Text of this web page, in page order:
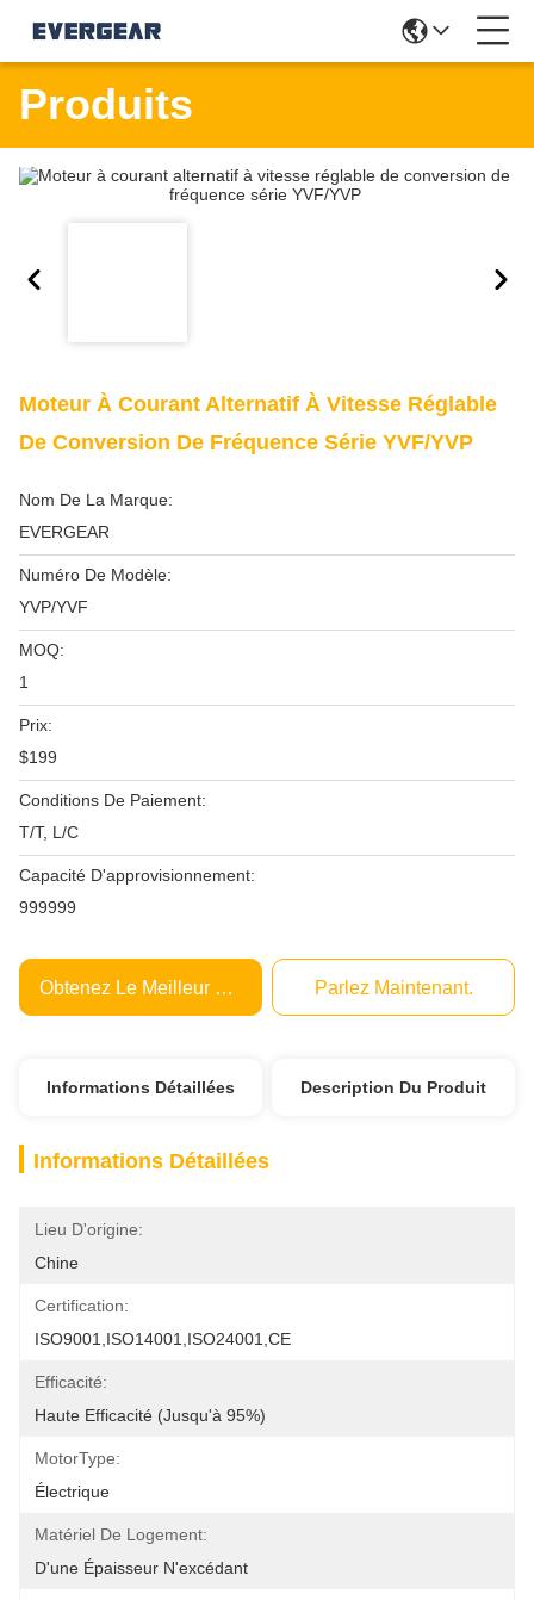
Produits
Moteur À Courant Alternatif À Vitesse Réglable
De Conversion De Fréquence Série YVF/YVP
Nom De La Marque:
EVERGEAR
Numéro De Modèle:
YVP/YVF
MOQ:
1
Prix:
$199
Conditions De Paiement:
T/T, L/C
Capacité D'approvisionnement:
999999
Obtenez Le Meilleur Prix Parlez Maintenant.
Informations Détaillées Description Du Produit
Informations Détaillées
Lieu D'origine:
Chine
Certification:
ISO9001,ISO14001,ISO24001,CE
Efficacité:
Haute Efficacité (jusqu'à 95%)
MotorType:
Électrique
Matériel De Logement:
D'une Épaisseur N'excédant